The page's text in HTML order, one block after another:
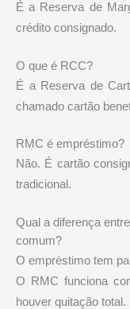
É a Reserva de
crédito consignado.
O que é RCC?
É a Reserva de
chamado cartão
RMC é empréstimo?
Não. É cartão
tradicional.
Qual a diferença
comum?
O empréstimo tem
O RMC funciona
houver quitação total.